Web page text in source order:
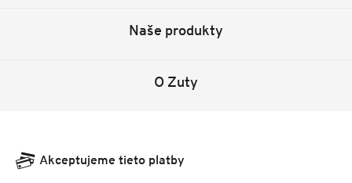
Naše produkty
O Zuty
Akceptujeme tieto platby